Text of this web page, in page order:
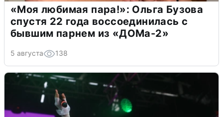
«Моя любимая пара!»: Ольга Бузова
спустя 22 года воссоединилась с
бывшим парнем из «ДОМа-2»
5 августа 138